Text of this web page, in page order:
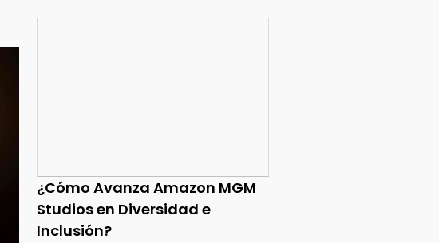
¿Cómo Avanza Amazon MGM
Studios en Diversidad e
Inclusión?